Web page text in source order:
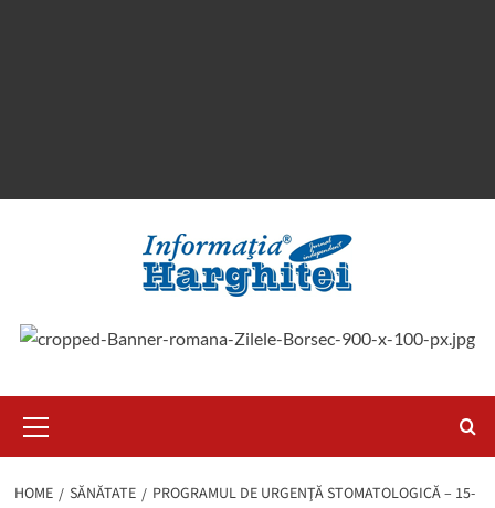
Menu
HOME SĂNĂTATE
PROGRAMUL DE URGENŢĂ STOMATOLOGICĂ – 15-